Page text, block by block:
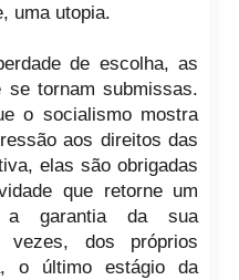
uma utopia.
de escolha, as
se tornam submissas.
o socialismo mostra
aos direitos das
elas são obrigadas
que retorne um
a garantia da sua
vezes, dos próprios
o último estágio da